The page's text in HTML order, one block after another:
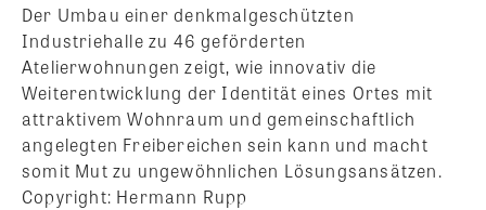
Der Umbau einer denkmalgeschützten
Industriehalle zu 46 geförderten
Atelierwohnungen zeigt, wie innovativ die
Weiterentwicklung der Identität eines Ortes mit
attraktivem Wohnraum und gemeinschaftlich
angelegten Freibereichen sein kann und macht
somit Mut zu ungewöhnlichen Lösungsansätzen.
Copyright: Hermann Rupp